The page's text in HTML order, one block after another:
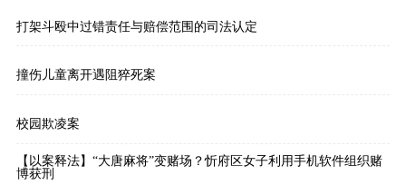
打架斗殴中过错责任与赔偿范围的司法认定
撞伤儿童离开遇阻猝死案
校园欺凌案
【以案释法】“大唐麻将”变赌场？忻府区女子利用手机软件组织赌
博获刑